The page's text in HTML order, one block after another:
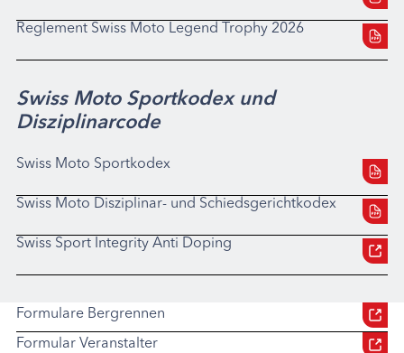
Reglement Swiss Moto Legend Trophy 2026
Swiss Moto Sportkodex und
Disziplinarcode
Swiss Moto Sportkodex
Swiss Moto Disziplinar- und Schiedsgerichtkodex
Swiss Sport Integrity Anti Doping
Formulare Bergrennen
Formular Veranstalter